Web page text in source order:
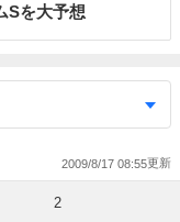
Sを大予想
2009/8/17 08:55
2